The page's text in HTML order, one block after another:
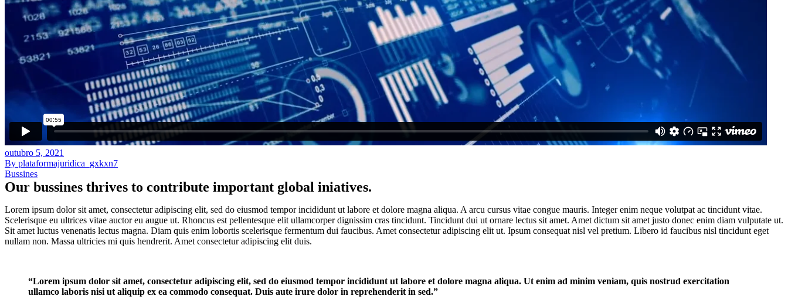
outubro 5, 2021
By plataformajuridica_gxkxn7
Bussines
Our bussines thrives to contribute important global iniatives.
Lorem ipsum dolor sit amet, consectetur adipiscing elit, sed do eiusmod tempor incididunt ut labore et dolore magna aliqua. A arcu cursus vitae congue mauris. Integer enim neque volutpat ac tincidunt vitae.
Scelerisque eu ultrices vitae auctor eu augue ut. Rhoncus est pellentesque elit ullamcorper dignissim cras tincidunt. Tincidunt dui ut ornare lectus sit amet. Amet dictum sit amet justo donec enim diam vulputate ut.
Sit amet luctus venenatis lectus magna. Diam quis enim lobortis scelerisque fermentum dui faucibus. Amet consectetur adipiscing elit ut. Ipsum consequat nisl vel pretium. Libero id faucibus nisl tincidunt eget
nullam non. Massa ultricies mi quis hendrerit. Amet consectetur adipiscing elit duis.
“Lorem ipsum dolor sit amet, consectetur adipiscing elit, sed do eiusmod tempor incididunt ut labore et dolore magna aliqua. Ut enim ad minim veniam, quis nostrud exercitation
ullamco laboris nisi ut aliquip ex ea commodo consequat. Duis aute irure dolor in reprehenderit in sed.”